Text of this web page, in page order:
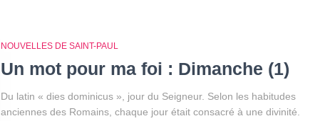
NOUVELLES DE SAINT-PAUL
Un mot pour ma foi : Dimanche (1)
Du latin « dies dominicus », jour du Seigneur. Selon les habitudes
anciennes des Romains, chaque jour était consacré à une divinité.